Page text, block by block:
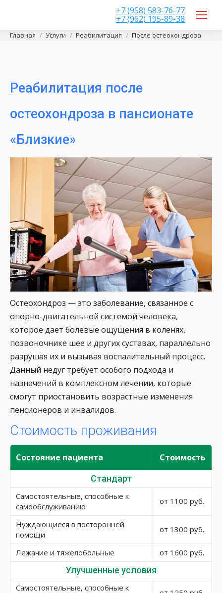
+7 (958) 583-76-77
+7 (962) 195-89-38
Вы здесь:
Главная Услуги Реабилитация После остеохондроза
Реабилитация после
остеохондроза в пансионате
«Близкие»
Остеохондроз — это заболевание, связанное с
опорно-двигательной системой человека,
которое дает болевые ощущения в коленях,
позвоночнике шее и других суставах, параллельно
разрушая их и вызывая воспалительный процесс.
Данный недуг требует особого подхода и
назначений в комплексном лечении, которые
смогут приостановить возрастные изменения
пенсионеров и инвалидов.
Стоимость проживания
Состояние пациента Стоимость
Стандарт
Самостоятельные, способные к
самообслуживанию
от 1100 руб.
Нуждающиеся в посторонней
помощи
от 1300 руб.
Лежачие и тяжелобольные от 1600 руб.
Улучшенные условия
Самостоятельные, способные к